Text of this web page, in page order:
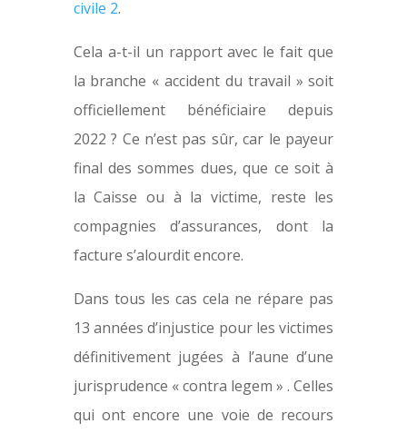
civile 2.
Cela a-t-il un rapport avec le fait que
la branche « accident du travail » soit
officiellement bénéficiaire depuis
2022 ? Ce n’est pas sûr, car le payeur
final des sommes dues, que ce soit à
la Caisse ou à la victime, reste les
compagnies d’assurances, dont la
facture s’alourdit encore.
Dans tous les cas cela ne répare pas
13 années d’injustice pour les victimes
définitivement jugées à l’aune d’une
jurisprudence « contra legem » . Celles
qui ont encore une voie de recours